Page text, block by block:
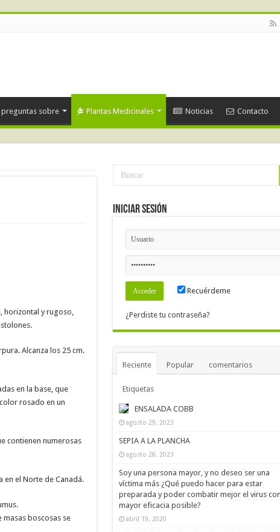
sobre Plantas Medicinales Noticias Contacto
horizontal y rugoso,
Alcanza los 25 cm.
en la base, que
rosado en un
contienen numerosas
en el Norte de Canadá.
boscosas se
Iniciar Sesión
Recuérdeme
¿Perdiste tu contraseña?
Reciente Popular comentarios
Etiquetas
ENSALADA COBB
agosto 29, 2023
SEPIA A LA PLANCHA
agosto 28, 2023
Soy una persona mayor, y no deseo ser una
víctima más ¿Qué puedo hacer para estar
preparada y poder combatir mejor el virus
mayor eficacia posible?
abril 19, 2020